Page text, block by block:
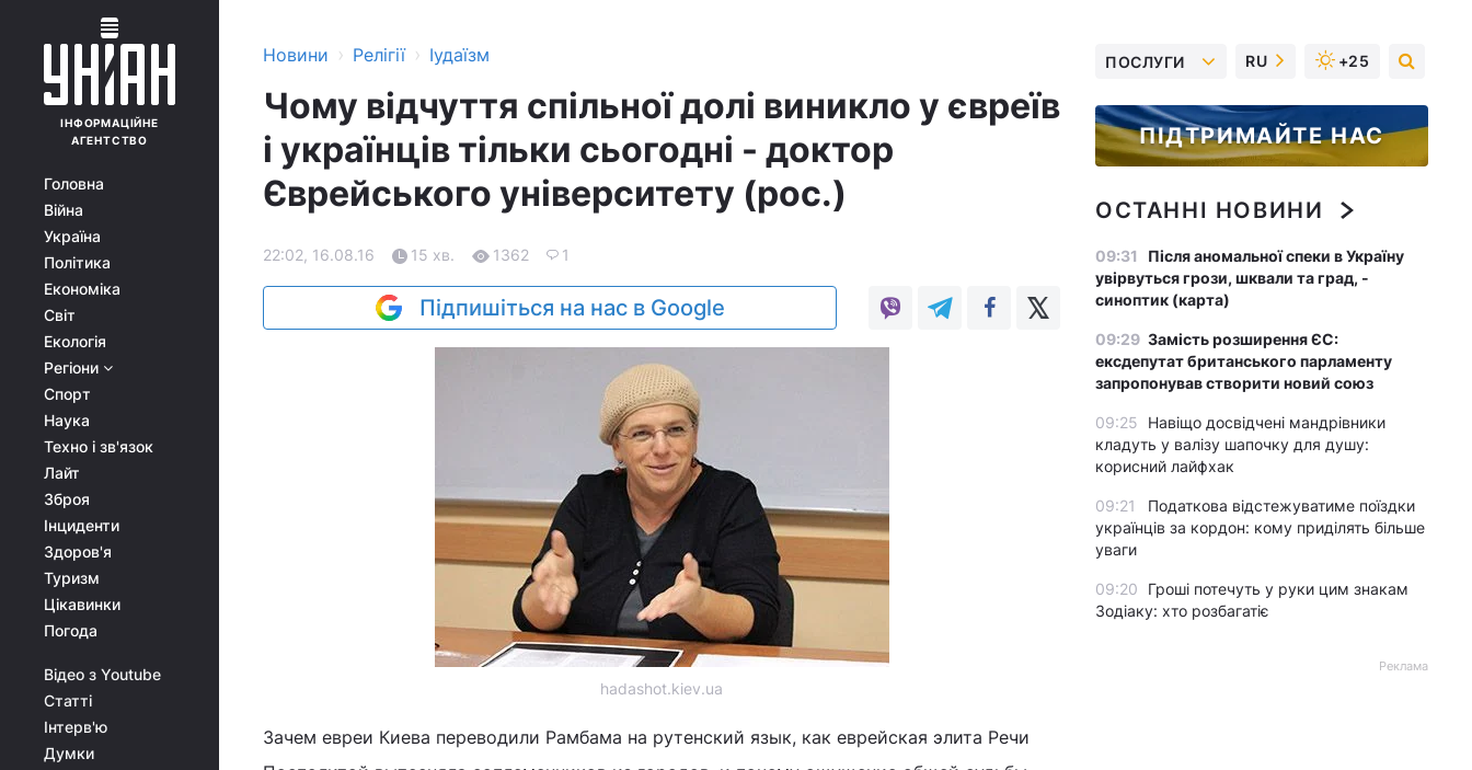
ІНФОРМАЦІЙНЕ
АГЕНТСТВО
Головна
Війна
Україна
Політика
Економіка
Світ
Екологія
Регіони
Спорт
Наука
Техно і зв'язок
Лайт
Зброя
Інциденти
Здоров'я
Туризм
Цікавинки
Погода
Відео з Youtube
Статті
Інтерв'ю
Думки
Новини › Релігії › Іудаїзм
Чому відчуття спільної долі виникло у євреїв
і українців тільки сьогодні - доктор
Єврейського університету (рос.)
22:02, 16.08.16 15 хв. 1362 1
Підпишіться на нас в Google
hadashot.kiev.ua
Зачем евреи Киева переводили Рамбама на рутенский язык, как еврейская элита Речи
ПОСЛУГИ RU +25
ПІДТРИМАЙТЕ НАС
ОСТАННІ НОВИНИ
09:31
Після аномальної спеки в Україну
увірвуться грози, шквали та град, -
синоптик (карта)
09:29 Замість розширення ЄС:
ексдепутат британського парламенту
запропонував створити новий союз
09:25
Навіщо досвідчені мандрівники
кладуть у валізу шапочку для душу:
корисний лайфхак
09:21
Податкова відстежуватиме поїздки
українців за кордон: кому приділять більше
уваги
09:20
Гроші потечуть у руки цим знакам
Зодіаку: хто розбагатіє
Реклама